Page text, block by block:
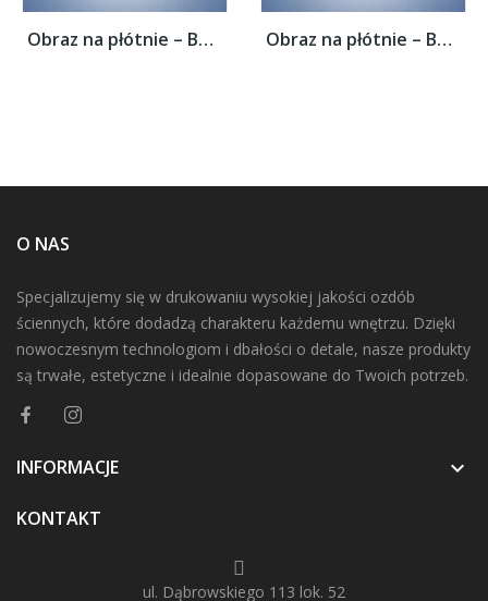
Obraz na płótnie – Bentley Continental... Obraz na płótnie – Bentley Continental...
O NAS
Specjalizujemy się w drukowaniu wysokiej jakości ozdób
ściennych, które dodadzą charakteru każdemu wnętrzu. Dzięki
nowoczesnym technologiom i dbałości o detale, nasze produkty
są trwałe, estetyczne i idealnie dopasowane do Twoich potrzeb.
INFORMACJE 
KONTAKT
ul. Dąbrowskiego 113 lok. 52